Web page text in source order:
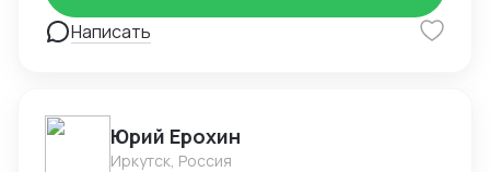
Написать
Юрий Ерохин
Иркутск, Россия